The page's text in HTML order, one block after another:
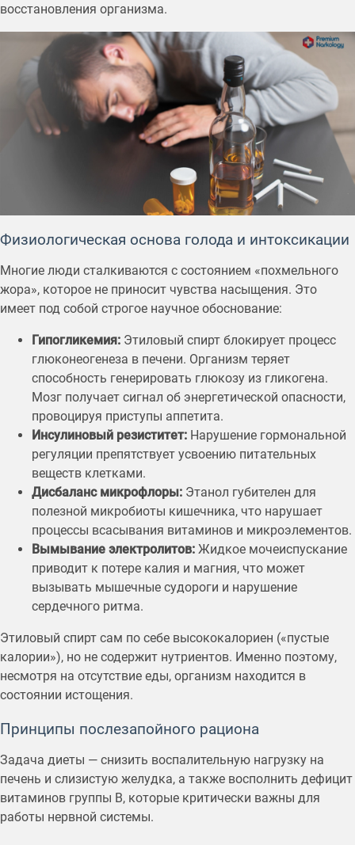
восстановления организма.
Физиологическая основа голода и интоксикации
Многие люди сталкиваются с состоянием «похмельного
жора», которое не приносит чувства насыщения. Это
имеет под собой строгое научное обоснование:
Гипогликемия: Этиловый спирт блокирует процесс
глюконеогенеза в печени. Организм теряет
способность генерировать глюкозу из гликогена.
Мозг получает сигнал об энергетической опасности,
провоцируя приступы аппетита.
Инсулиновый резиститет: Нарушение гормональной
регуляции препятствует усвоению питательных
веществ клетками.
Дисбаланс микрофлоры: Этанол губителен для
полезной микробиоты кишечника, что нарушает
процессы всасывания витаминов и микроэлементов.
Вымывание электролитов: Жидкое мочеиспускание
приводит к потере калия и магния, что может
вызывать мышечные судороги и нарушение
сердечного ритма.
Этиловый спирт сам по себе высококалориен («пустые
калории»), но не содержит нутриентов. Именно поэтому,
несмотря на отсутствие еды, организм находится в
состоянии истощения.
Принципы послезапойного рациона
Задача диеты — снизить воспалительную нагрузку на
печень и слизистую желудка, а также восполнить дефицит
витаминов группы B, которые критически важны для
работы нервной системы.